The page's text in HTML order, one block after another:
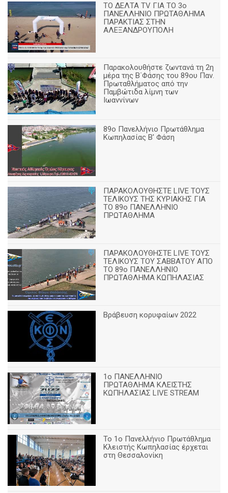
ΤΟ ΔΕΛΤΑ ΤV ΓΙΑ ΤΟ 3ο
ΠΑΝΕΛΛΗΝΙΟ ΠΡΩΤΑΘΛΗΜΑ
ΠΑΡΑΚΤΙΑΣ ΣΤΗΝ
ΑΛΕΞΑΝΔΡΟΥΠΟΛΗ
Παρακολουθήστε ζωντανά τη 2η
μέρα της Β΄Φάσης του 89ου Παν.
Πρωταθλήματος από την
Παμβώτιδα λίμνη των
Ιωαννίνων
89o Πανελλήνιο Πρωτάθλημα
Κωπηλασίας Β' Φάση
ΠΑΡΑΚΟΛΟΥΘΗΣΤΕ LIVE ΤΟΥΣ
ΤΕΛΙΚΟΥΣ ΤΗΣ ΚΥΡΙΑΚΗΣ ΓΙΑ
ΤΟ 89ο ΠΑΝΕΛΛΗΝΙΟ
ΠΡΩΤΑΘΛΗΜΑ
ΠΑΡΑΚΟΛΟΥΘΗΣΤΕ LIVE ΤΟΥΣ
ΤΕΛΙΚΟΥΣ ΤΟΥ ΣΑΒΒΑΤΟΥ ΑΠΟ
TO 89o ΠΑΝΕΛΛΗΝΙΟ
ΠΡΩΤΑΘΛΗΜΑ ΚΩΠΗΛΑΣΙΑΣ
Βράβευση κορυφαίων 2022
1ο ΠΑΝΕΛΛΗΝΙΟ
ΠΡΩΤΑΘΛΗΜΑ ΚΛΕΙΣΤΗΣ
ΚΩΠΗΛΑΣΙΑΣ LIVE STREAM
Το 1ο Πανελλήνιο Πρωτάθλημα
Κλειστής Κωπηλασίας έρχεται
στη Θεσσαλονίκη